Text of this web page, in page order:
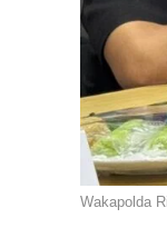
Wakapolda